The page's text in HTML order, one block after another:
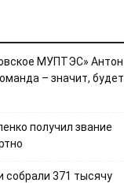
МУПТЭС» Антон
– значит, будет
получил звание
собрали 371 тысячу